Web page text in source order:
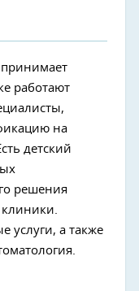
принимает
работают
на
детский
решения
услуги, а также